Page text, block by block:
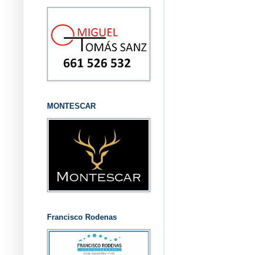
MONTESCAR
Francisco Rodenas